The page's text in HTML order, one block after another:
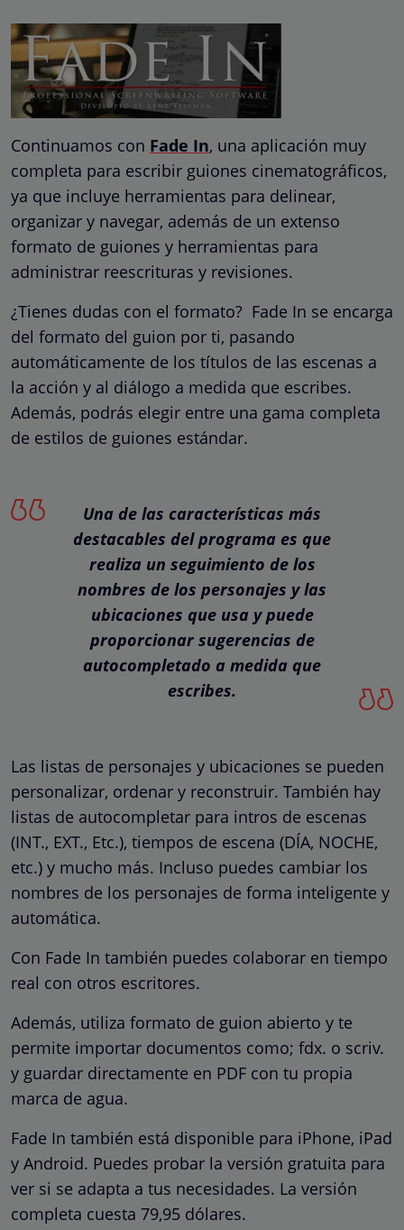
Continuamos con Fade In, una aplicación muy
completa para escribir guiones cinematográficos,
ya que incluye herramientas para delinear,
organizar y navegar, además de un extenso
formato de guiones y herramientas para
administrar reescrituras y revisiones.
¿Tienes dudas con el formato? Fade In se encarga
del formato del guion por ti, pasando
automáticamente de los títulos de las escenas a
la acción y al diálogo a medida que escribes.
Además, podrás elegir entre una gama completa
de estilos de guiones estándar.
Una de las características más
destacables del programa es que
realiza un seguimiento de los
nombres de los personajes y las
ubicaciones que usa y puede
proporcionar sugerencias de
autocompletado a medida que
escribes.
Las listas de personajes y ubicaciones se pueden
personalizar, ordenar y reconstruir. También hay
listas de autocompletar para intros de escenas
(INT., EXT., Etc.), tiempos de escena (DÍA, NOCHE,
etc.) y mucho más. Incluso puedes cambiar los
nombres de los personajes de forma inteligente y
automática.
Con Fade In también puedes colaborar en tiempo
real con otros escritores.
Además, utiliza formato de guion abierto y te
permite importar documentos como; fdx. o scriv.
y guardar directamente en PDF con tu propia
marca de agua.
Fade In también está disponible para iPhone, iPad
y Android. Puedes probar la versión gratuita para
ver si se adapta a tus necesidades. La versión
completa cuesta 79,95 dólares.